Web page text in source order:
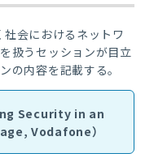
会におけるネットワ
扱うセッションが目立
の内容を記載する。
Security in an
Vodafone）